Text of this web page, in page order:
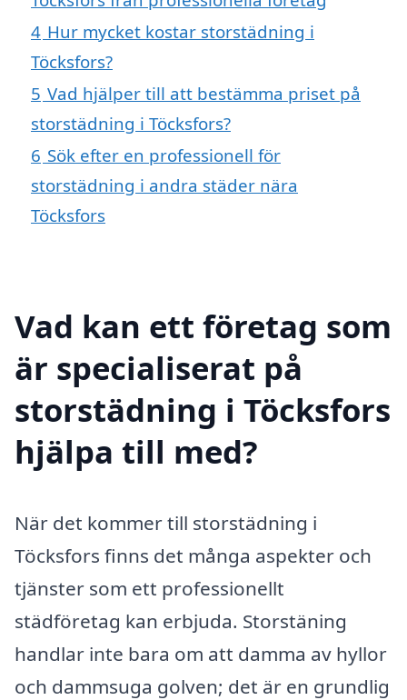
4 Hur mycket kostar storstädning i
Töcksfors?
5 Vad hjälper till att bestämma priset på
storstädning i Töcksfors?
6 Sök efter en professionell för
storstädning i andra städer nära
Töcksfors
Vad kan ett företag som
är specialiserat på
storstädning i Töcksfors
hjälpa till med?
När det kommer till storstädning i
Töcksfors finns det många aspekter och
tjänster som ett professionellt
städföretag kan erbjuda. Storstäning
handlar inte bara om att damma av hyllor
och dammsuga golven; det är en grundlig